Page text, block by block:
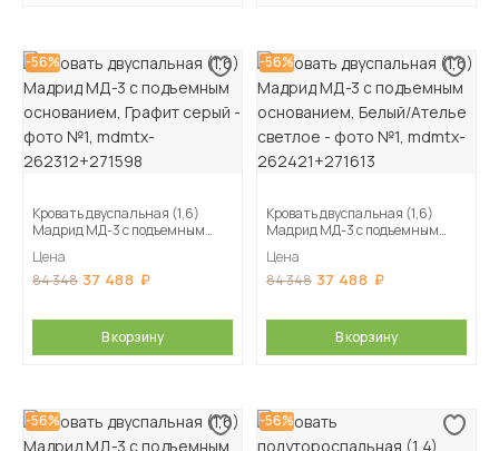
-56%
Кровать двуспальная (1,6)
Мадрид МД-3 с подъемным
Цена
84 348 37 488
В корзину
-56%
Кровать двуспальная (1,6)
Мадрид МД-3 с подъемным
светлое
Цена
84 348 37 488
В корзину
-56% -56%